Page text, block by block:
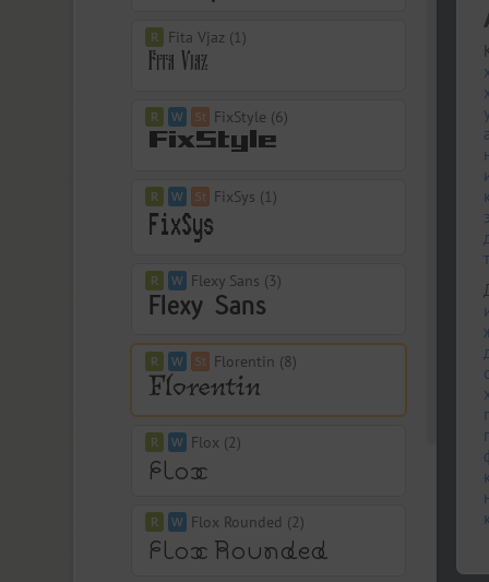
Fita Vjaz (1)
FixStyle (6)
FixSys (1)
Flexy Sans (3)
Florentin (8)
Flox (2)
Flox Rounded (2)